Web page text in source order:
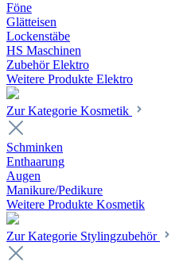
Föne
Glätteisen
Lockenstäbe
HS Maschinen
Zubehör Elektro
Weitere Produkte Elektro
Zur Kategorie Kosmetik
Schminken
Enthaarung
Augen
Manikure/Pedikure
Weitere Produkte Kosmetik
Zur Kategorie Stylingzubehör